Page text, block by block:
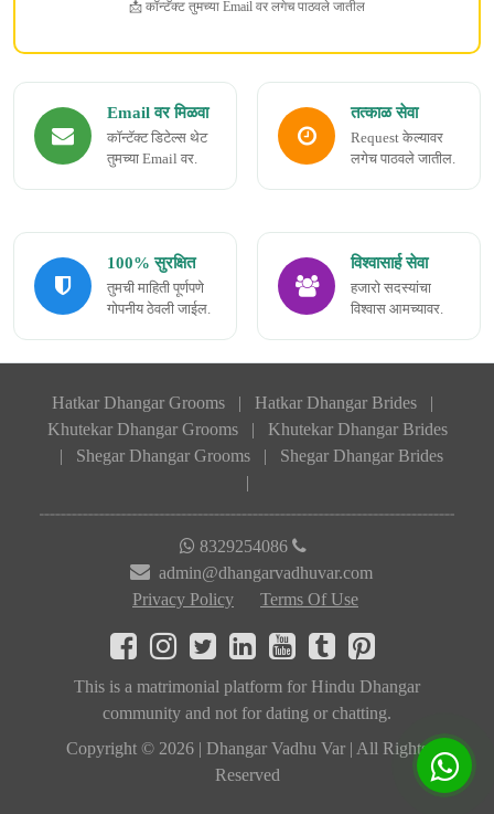
📩 कॉन्टॅक्ट तुमच्या Email वर लगेच पाठवले जातील
Email वर मिळवा
कॉन्टॅक्ट डिटेल्स थेट
तुमच्या Email वर.
तत्काळ सेवा
Request केल्यावर
लगेच पाठवले जातील.
100% सुरक्षित
तुमची माहिती पूर्णपणे
गोपनीय ठेवली जाईल.
विश्वासार्ह सेवा
हजारो सदस्यांचा
विश्वास आमच्यावर.
Hatkar Dhangar Grooms | Hatkar Dhangar Brides
|
Khutekar Dhangar Grooms
|
Khutekar Dhangar Brides
|
Shegar Dhangar Grooms |
Shegar Dhangar Brides
|
8329254086
admin@dhangarvadhuvar.com
Privacy Policy
Terms Of Use
This is a matrimonial platform for Hindu Dhangar
community and not for dating or chatting.
Copyright © 2026 | Dhangar Vadhu Var | All Rights
Reserved